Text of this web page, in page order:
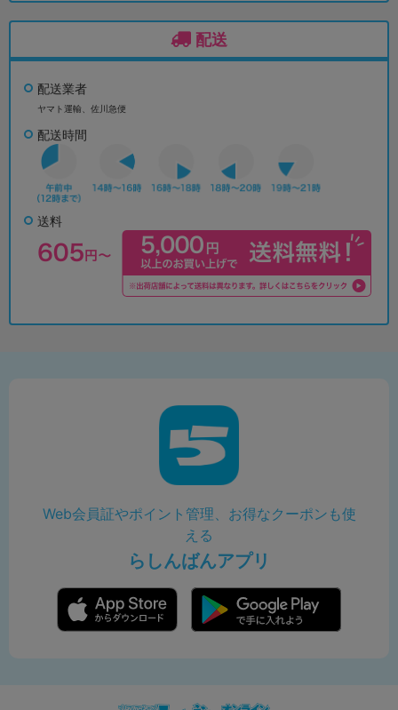
配送
配送業者
ヤマト運輸、佐川急便
配送時間
送料
Web会員証やポイント管理、お得なクーポンも使
える
らしんばんアプリ